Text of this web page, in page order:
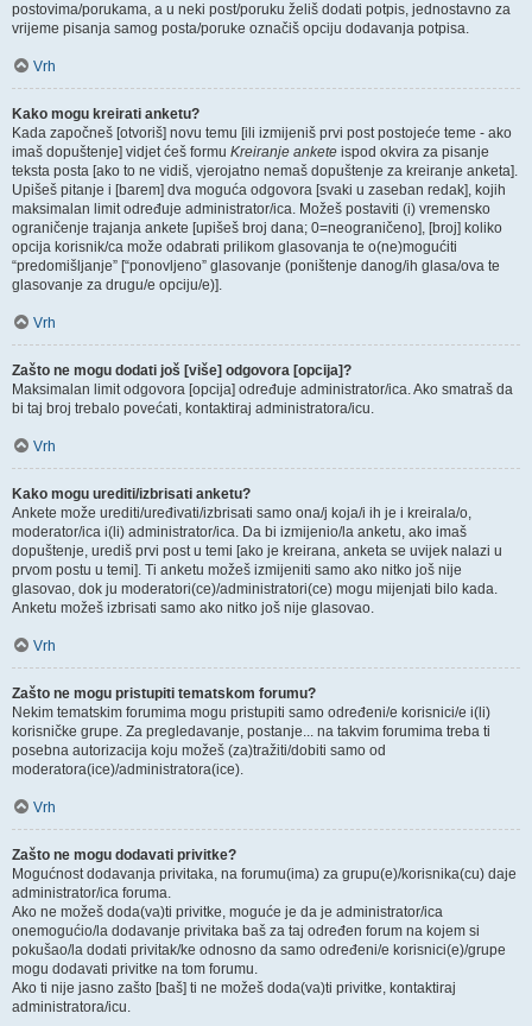
postovima/porukama, a u neki post/poruku želiš dodati potpis, jednostavno za
vrijeme pisanja samog posta/poruke označiš opciju dodavanja potpisa.
Vrh
Kako mogu kreirati anketu?
Kada započneš [otvoriš] novu temu [ili izmijeniš prvi post postojeće teme - ako
imaš dopuštenje] vidjet ćeš formu Kreiranje ankete ispod okvira za pisanje
teksta posta [ako to ne vidiš, vjerojatno nemaš dopuštenje za kreiranje anketa].
Upišeš pitanje i [barem] dva moguća odgovora [svaki u zaseban redak], kojih
maksimalan limit određuje administrator/ica. Možeš postaviti (i) vremensko
ograničenje trajanja ankete [upišeš broj dana; 0=neograničeno], [broj] koliko
opcija korisnik/ca može odabrati prilikom glasovanja te o(ne)mogućiti
“predomišljanje” [“ponovljeno” glasovanje (poništenje danog/ih glasa/ova te
glasovanje za drugu/e opciju/e)].
Vrh
Zašto ne mogu dodati još [više] odgovora [opcija]?
Maksimalan limit odgovora [opcija] određuje administrator/ica. Ako smatraš da
bi taj broj trebalo povećati, kontaktiraj administratora/icu.
Vrh
Kako mogu urediti/izbrisati anketu?
Ankete može urediti/uređivati/izbrisati samo ona/j koja/i ih je i kreirala/o,
moderator/ica i(li) administrator/ica. Da bi izmijenio/la anketu, ako imaš
dopuštenje, urediš prvi post u temi [ako je kreirana, anketa se uvijek nalazi u
prvom postu u temi]. Ti anketu možeš izmijeniti samo ako nitko još nije
glasovao, dok ju moderatori(ce)/administratori(ce) mogu mijenjati bilo kada.
Anketu možeš izbrisati samo ako nitko još nije glasovao.
Vrh
Zašto ne mogu pristupiti tematskom forumu?
Nekim tematskim forumima mogu pristupiti samo određeni/e korisnici/e i(li)
korisničke grupe. Za pregledavanje, postanje... na takvim forumima treba ti
posebna autorizacija koju možeš (za)tražiti/dobiti samo od
moderatora(ice)/administratora(ice).
Vrh
Zašto ne mogu dodavati privitke?
Mogućnost dodavanja privitaka, na forumu(ima) za grupu(e)/korisnika(cu) daje
administrator/ica foruma.
Ako ne možeš doda(va)ti privitke, moguće je da je administrator/ica
onemogućio/la dodavanje privitaka baš za taj određen forum na kojem si
pokušao/la dodati privitak/ke odnosno da samo određeni/e korisnici(e)/grupe
mogu dodavati privitke na tom forumu.
Ako ti nije jasno zašto [baš] ti ne možeš doda(va)ti privitke, kontaktiraj
administratora/icu.